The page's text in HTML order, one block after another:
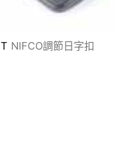
T NIFCO調節日字扣